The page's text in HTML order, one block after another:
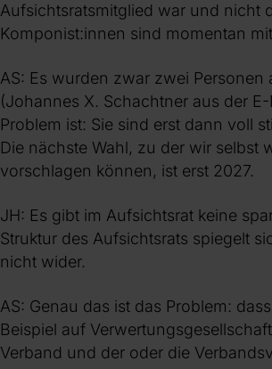
Aufsichtsratsmitglied war und nicht
Komponist:innen sind momentan
AS: Es wurden zwar zwei
(Johannes X. Schachtner aus der
Problem ist: Sie sind erst dann voll
Die nächste Wahl, zu der wir selbst
vorschlagen können, ist erst 2027.
JH: Es gibt im Aufsichtsrat keine
Struktur des Aufsichtsrats spiegelt
nicht wider.
AS: Genau das ist das Problem:
Beispiel auf
Verband und der oder die